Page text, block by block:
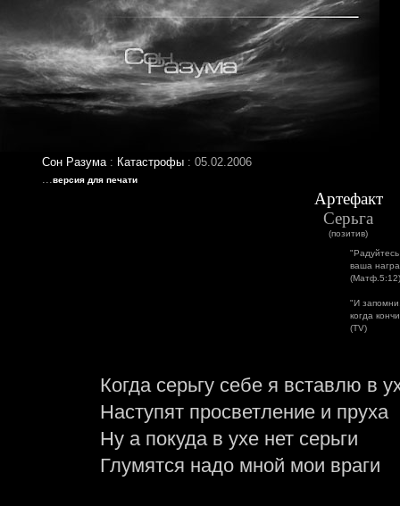
Сон Разума: Катастрофы: 05.02.2006
...версия для печати
Артефакт
Серьга
(позитив)
ваша
(Матф.5:12)
"И
когда
(TV)
Когда серьгу себе я вставлю в
Наступят просветление и пруха
Ну а покуда в ухе нет серьги
Глумятся надо мной мои враги